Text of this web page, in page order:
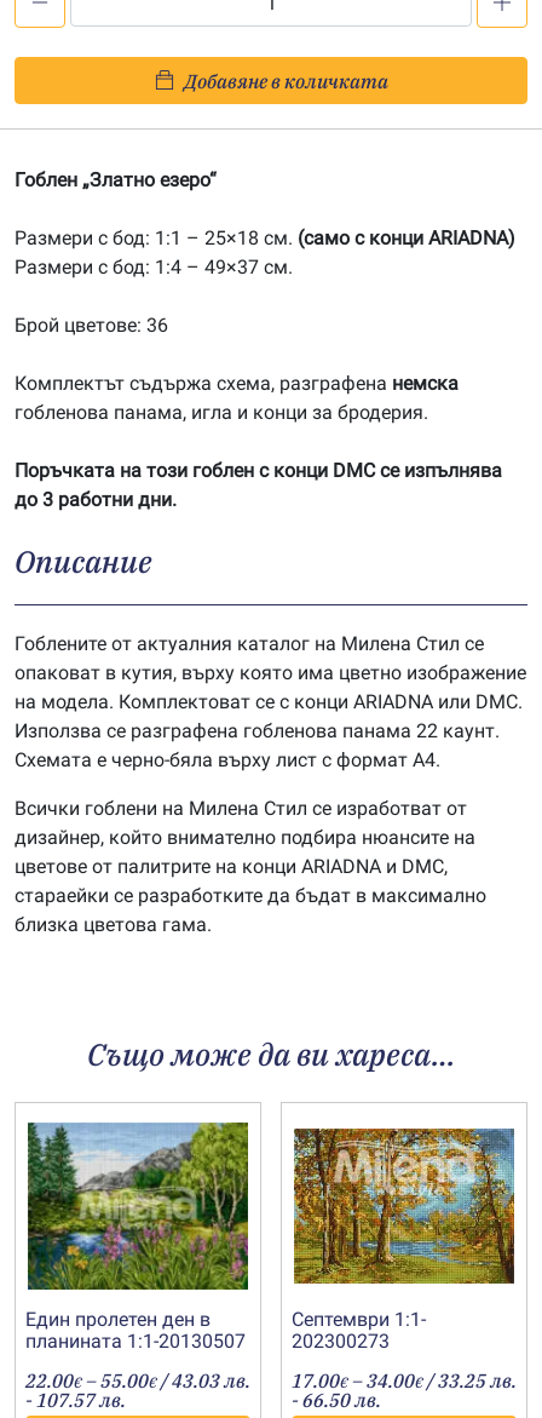
езеро
Добавяне в количката
Гоблен „Златно езеро“
Размери с бод: 1:1 – 25×18 см. (само с конци ARIADNA)
Размери с бод: 1:4 – 49×37 см.
Брой цветове: 36
Комплектът съдържа схема, разграфена немска
гобленова панама, игла и конци за бродерия.
Поръчката на този гоблен с конци DMC се изпълнява
до 3 работни дни.
Описание
Гоблените от актуалния каталог на Милена Стил се
опаковат в кутия, върху която има цветно изображение
на модела. Комплектоват се с конци ARIADNA или DMC.
Използва се разграфена гобленова панама 22 каунт.
Схемата е черно-бяла върху лист с формат А4.
Всички гоблени на Милена Стил се изработват от
дизайнер, който внимателно подбира нюансите на
цветове от палитрите на конци ARIADNA и DMC,
стараейки се разработките да бъдат в максимално
близка цветова гама.
Също може да ви хареса…
Един пролетен ден в
планината 1:1-20130507
22.00€ –55.00€Price
range:
/ 43.03 лв.
- 107.57 лв.
Септември 1:1-
202300273
17.00€ –34.00€Price
range:
/ 33.25 лв.
- 66.50 лв.